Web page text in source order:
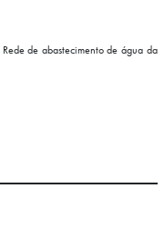
Rede de abastecimento de água da